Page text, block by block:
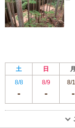
土 日 月
8/8
8/9 8/